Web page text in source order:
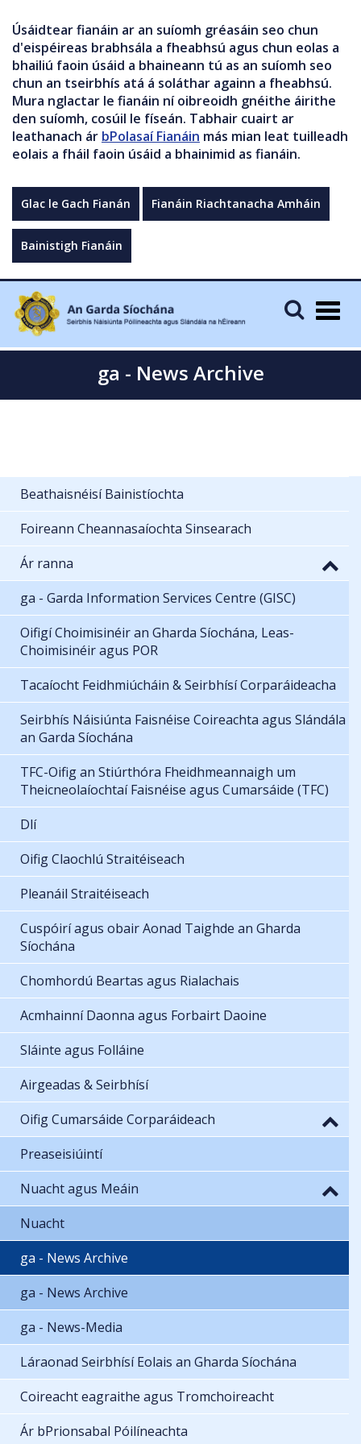
Úsáidtear fianáin ar an suíomh gréasáin seo chun
d'eispéireas brabhsála a fheabhsú agus chun eolas a
bhailiú faoin úsáid a bhaineann tú as an suíomh seo
chun an tseirbhís atá á soláthar againn a fheabhsú.
Mura nglactar le fianáin ní oibreoidh gnéithe áirithe
den suíomh, cosúil le físeán. Tabhair cuairt ar
leathanach ár bPolasaí Fianáin más mian leat tuilleadh
eolais a fháil faoin úsáid a bhainimid as fianáin.
Glac le Gach Fianán Fianáin Riachtanacha Amháin
Bainistigh Fianáin
ga - News Archive
Beathaisnéisí Bainistíochta
Foireann Cheannasaíochta Sinsearach
Ár ranna
ga - Garda Information Services Centre (GISC)
Oifigí Choimisinéir an Gharda Síochána, Leas-
Choimisinéir agus POR
Tacaíocht Feidhmiúcháin & Seirbhísí Corparáideacha
Seirbhís Náisiúnta Faisnéise Coireachta agus Slándála
an Garda Síochána
TFC-Oifig an Stiúrthóra Fheidhmeannaigh um
Theicneolaíochtaí Faisnéise agus Cumarsáide (TFC)
Dlí
Oifig Claochlú Straitéiseach
Pleanáil Straitéiseach
Cuspóirí agus obair Aonad Taighde an Gharda
Síochána
Chomhordú Beartas agus Rialachais
Acmhainní Daonna agus Forbairt Daoine
Sláinte agus Folláine
Airgeadas & Seirbhísí
Oifig Cumarsáide Corparáideach
Preaseisiúintí
Nuacht agus Meáin
Nuacht
ga - News Archive
ga - News Archive
ga - News-Media
Láraonad Seirbhísí Eolais an Gharda Síochána
Coireacht eagraithe agus Tromchoireacht
Ár bPrionsabal Póilíneachta